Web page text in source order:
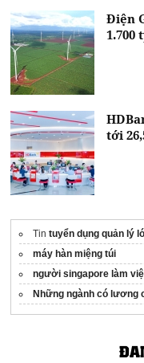
Điện
1.700
tới
Tintuyển dụng quản lý
máy hàn miệng túi
người singapore làm
Những ngành có lương